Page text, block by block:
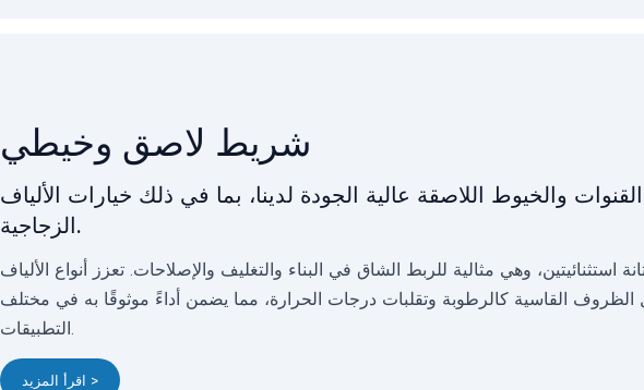
شريط لاصق وخيطي
والخيوط اللاصقة عالية الجودة لدينا، بما في ذلك خيارات الألياف
الزجاجية.
استثنائيتين، وهي مثالية للربط الشاق في البناء والتغليف والإصلاحات. تعزز أنواع الألياف
الظروف القاسية كالرطوبة وتقلبات درجات الحرارة، مما يضمن أداءً موثوقًا به في مختلف
التطبيقات.
اقرأ المزيد >